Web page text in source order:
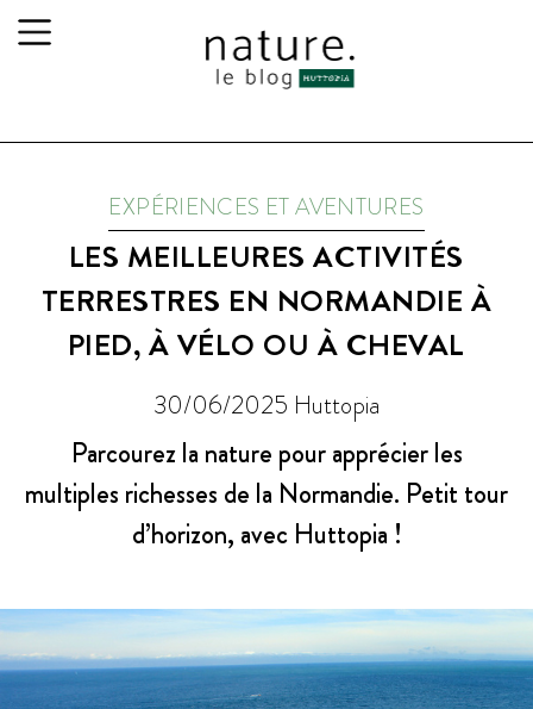
EXPÉRIENCES ET AVENTURES
LES MEILLEURES ACTIVITÉS
TERRESTRES EN NORMANDIE À
PIED, À VÉLO OU À CHEVAL
30/06/2025 Huttopia
Parcourez la nature pour apprécier les
multiples richesses de la Normandie. Petit tour
d’horizon, avec Huttopia !